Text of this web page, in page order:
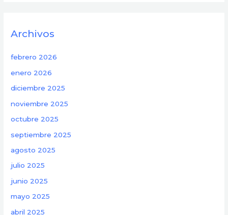
Archivos
febrero 2026
enero 2026
diciembre 2025
noviembre 2025
octubre 2025
septiembre 2025
agosto 2025
julio 2025
junio 2025
mayo 2025
abril 2025